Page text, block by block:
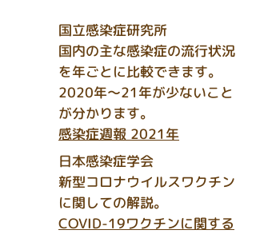
国立感染症研究所
​国内の主な感染症の流行状況
を年ごとに比較できます。
2020年〜21年が少ないこと
が分かります。
感染症週報 2021年
日本感染症学会
​新型コロナウイルスワクチン
に関しての解説。
COVID-19ワクチンに関する